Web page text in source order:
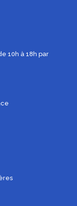
10h à 18h par